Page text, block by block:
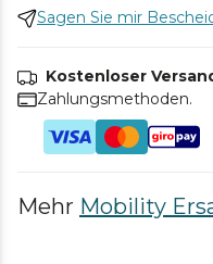
Sagen Sie mir
Kostenloser
Zahlungsmethoden.
Mehr Mobility